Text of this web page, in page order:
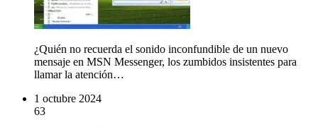
¿Quién no recuerda el sonido inconfundible de un nuevo
mensaje en MSN Messenger, los zumbidos insistentes para
llamar la atención…
1 octubre 2024
63